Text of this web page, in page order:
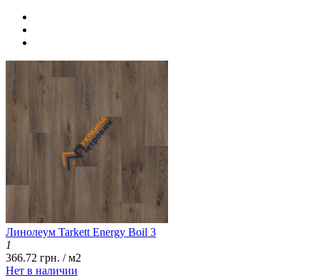
Линолеум Tarkett Energy Boil 3
1
366.72 грн. / м2
Нет в наличии